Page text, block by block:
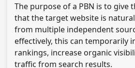
The purpose of a PBN is to give
that the target website is
from multiple independent
effectively, this can temporarily
rankings, increase organic
traffic from search results.